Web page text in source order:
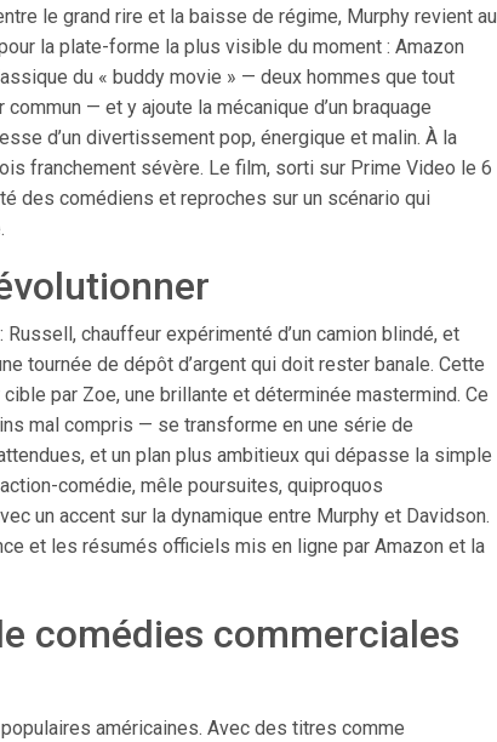
le grand rire et la baisse de régime, Murphy revient au
la plate-forme la plus visible du moment : Amazon
du « buddy movie » — deux hommes que tout
— et y ajoute la mécanique d’un braquage
d’un divertissement pop, énergique et malin. À la
franchement sévère. Le film, sorti sur Prime Video le 6
des comédiens et reproches sur un scénario qui
chauffeur expérimenté d’un camion blindé, et
tournée de dépôt d’argent qui doit rester banale. Cette
par Zoe, une brillante et déterminée mastermind. Ce
mal compris — se transforme en une série de
et un plan plus ambitieux qui dépasse la simple
comédie, mêle poursuites, quiproquos
un accent sur la dynamique entre Murphy et Davidson.
et les résumés officiels mis en ligne par Amazon et la
comédies commerciales
américaines. Avec des titres comme